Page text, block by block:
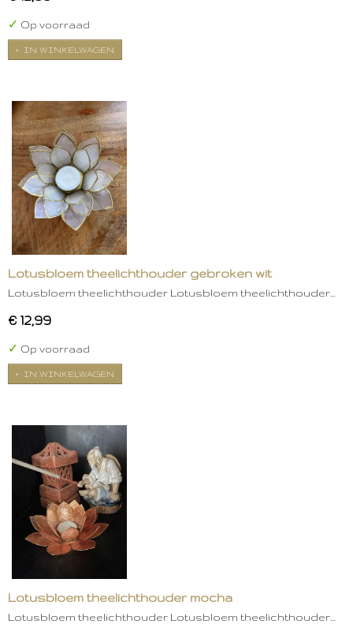
✓ Op voorraad
IN WINKELWAGEN
Lotusbloem theelichthouder gebroken wit
Lotusbloem theelichthouder Lotusbloem theelichthouder…
€ 12,99
✓ Op voorraad
IN WINKELWAGEN
Lotusbloem theelichthouder mocha
Lotusbloem theelichthouder Lotusbloem theelichthouder…